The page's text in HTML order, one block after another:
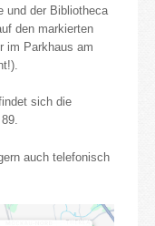
und der Bibliotheca
den markierten
im Parkhaus am
sich die
auch telefonisch